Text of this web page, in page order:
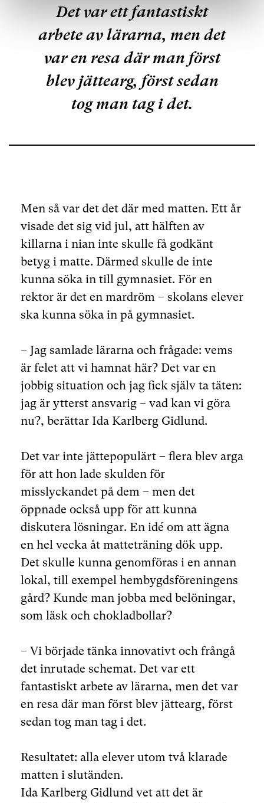
Det var ett fantastiskt
arbete av lärarna, men det
var en resa där man först
blev jättearg, först sedan
tog man tag i det.
Men så var det det där med matten. Ett år
visade det sig vid jul, att hälften av
killarna i nian inte skulle få godkänt
betyg i matte. Därmed skulle de inte
kunna söka in till gymnasiet. För en
rektor är det en mardröm – skolans elever
ska kunna söka in på gymnasiet.
– Jag samlade lärarna och frågade: vems
är felet att vi hamnat här? Det var en
jobbig situation och jag fick själv ta täten:
jag är ytterst ansvarig – vad kan vi göra
nu?, berättar Ida Karlberg Gidlund.
Det var inte jättepopulärt – flera blev arga
för att hon lade skulden för
misslyckandet på dem – men det
öppnade också upp för att kunna
diskutera lösningar. En idé om att ägna
en hel vecka åt matteträning dök upp.
Det skulle kunna genomföras i en annan
lokal, till exempel hembygdsföreningens
gård? Kunde man jobba med belöningar,
som läsk och chokladbollar?
– Vi började tänka innovativt och frångå
det inrutade schemat. Det var ett
fantastiskt arbete av lärarna, men det var
en resa där man först blev jättearg, först
sedan tog man tag i det.
Resultatet: alla elever utom två klarade
matten i slutänden.
Ida Karlberg Gidlund vet att det är